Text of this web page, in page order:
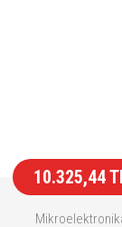
10.325,44